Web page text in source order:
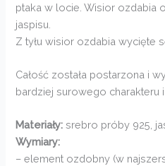
ptaka w locie. Wisior ozdabia
jaspisu.
Z tyłu wisior ozdabia wycięte
Całość została postarzona i
bardziej surowego charakteru
Materiały: srebro próby 925,
Wymiary:
– element ozdobny (w